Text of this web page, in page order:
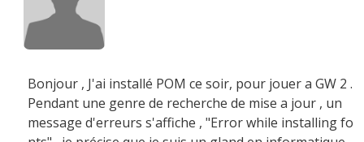
Bonjour , J'ai installé POM ce soir, pour jouer a GW 2 .
Pendant une genre de recherche de mise a jour , un
message d'erreurs s'affiche , "Error while installing fo